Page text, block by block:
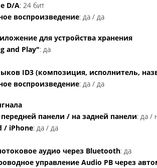
D/A: 24 бит
воспроизведение: да / да
для устройства хранения
and Play": да
ID3 (композиция, исполнитель,
воспроизведение: да / да
панели / на задней панели: да /
/ iPhone: да / да
аудио через Bluetooth: да
управление Audio PB через